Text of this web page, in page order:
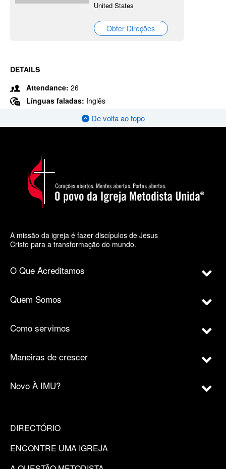
United States
Obter Direções
DETAILS
Attendance: 26
Línguas faladas: Inglês
De volta ao topo
A missão da igreja é fazer discípulos de Jesus
Cristo para a transformação do mundo.
O Que Acreditamos
Quem Somos
Como servimos
Maneiras de crescer
Novo À IMU?
DIRECTÓRIO
ENCONTRE UMA IGREJA